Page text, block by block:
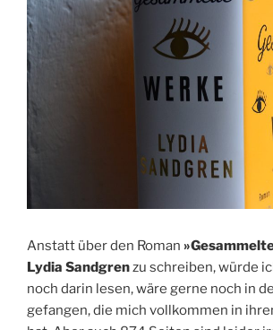
Anstatt über den Roman
Lydia Sandgrenzu schreiben, würde
noch darin lesen, wäre gerne noch in
gefangen, die mich vollkommen in